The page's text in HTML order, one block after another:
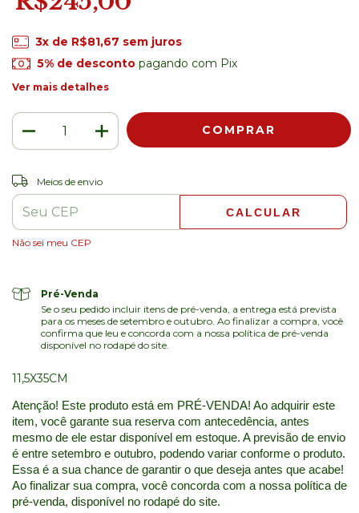
3x de R$81,67 sem juros
5% de desconto pagando com Pix
Ver mais detalhes
Entregas para o CEP:
Meios de envio
CALCULAR
Não sei meu CEP
Pré-Venda
Se o seu pedido incluir itens de pré-venda, a entrega está prevista
para os meses de setembro e outubro. Ao finalizar a compra, você
confirma que leu e concorda com a nossa política de pré-venda
disponível no rodapé do site.
11,5X35CM
Atenção! Este produto está em PRÉ-VENDA! Ao adquirir este
item, você garante sua reserva com antecedência, antes
mesmo de ele estar disponível em estoque. A previsão de envio
é entre setembro e outubro, podendo variar conforme o produto.
Essa é a sua chance de garantir o que deseja antes que acabe!
Ao finalizar sua compra, você concorda com a nossa política de
pré-venda, disponível no rodapé do site.